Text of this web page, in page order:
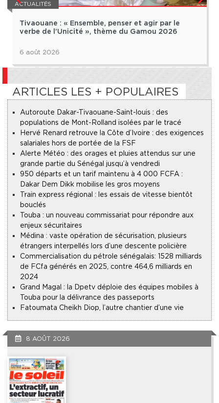
ACTUALITÉS
Tivaouane : « Ensemble, penser et agir par le
verbe de l’Unicité », thème du Gamou 2026
6 août 2026
ARTICLES LES + POPULAIRES
Autoroute Dakar-Tivaouane-Saint-louis : des
populations de Mont-Rolland isolées par le tracé
Hervé Renard retrouve la Côte d’Ivoire : des exigences
salariales hors de portée de la FSF
Alerte Météo : des orages et pluies attendus sur une
grande partie du Sénégal jusqu’à vendredi
950 départs et un tarif maintenu à 4 000 FCFA :
Dakar Dem Dikk mobilise les gros moyens
Train express régional : les essais de vitesse bientôt
bouclés
Touba : un nouveau commissariat pour répondre aux
enjeux sécuritaires
Médina : vaste opération de sécurisation, plusieurs
étrangers interpellés lors d’une descente policière
Commercialisation du pétrole sénégalais : 1528 milliards
de FCfa générés en 2025, contre 464,6 milliards en
2024
Grand Magal : la Dpetv déploie des équipes mobiles à
Touba pour la délivrance des passeports
Fatoumata Cheikh Diop, l’autre chantier d’une vie
8 AOÛT 2026